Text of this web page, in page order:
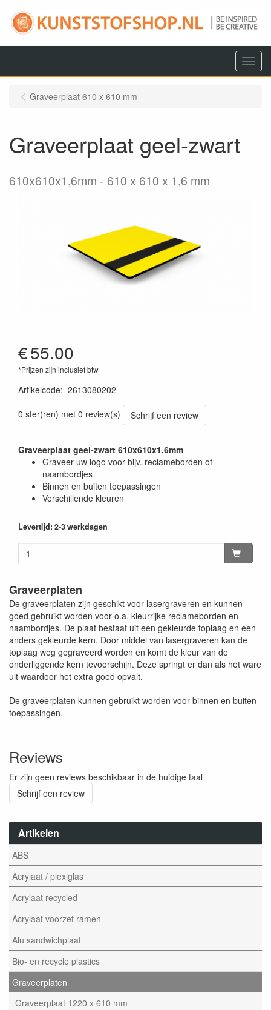
Menu
Artikelen
ABS
Acrylaat / plexiglas
Acrylaat recycled
Acrylaat voorzet ramen
Alu sandwichplaat
Bio- en recycle plastics
Graveerplaten
Graveerplaat 1220 x 610 mm
Graveerplaat 610 x 610 mm
Graveerplaat geel-zwart
610x610x1,6mm 610 x 610 x 1,6 mm
€55.00
*Prijzen zijn inclusief btw
Artikelcode: 2613080202
0 ster(ren) met 0 review(s)
Schrijf een review
Graveerplaat geel-zwart 610x610x1,6mm
Graveer uw logo voor bijv. reclameborden of
naambordjes
Binnen en buiten toepassingen
Verschillende kleuren
Levertijd: 2-3 werkdagen
Graveerplaten
De graveerplaten zijn geschikt voor lasergraveren en kunnen
goed gebruikt worden voor o.a. kleurrijke reclameborden en
naambordjes. De plaat bestaat uit een gekleurde toplaag en een
anders gekleurde kern. Door middel van lasergraveren kan de
toplaag weg gegraveerd worden en komt de kleur van de
onderliggende kern tevoorschijn. Deze springt er dan als het ware
uit waardoor het extra goed opvalt.
De graveerplaten kunnen gebruikt worden voor binnen en buiten
toepassingen.
Reviews
Er zijn geen reviews beschikbaar in de huidige taal
Schrijf een review